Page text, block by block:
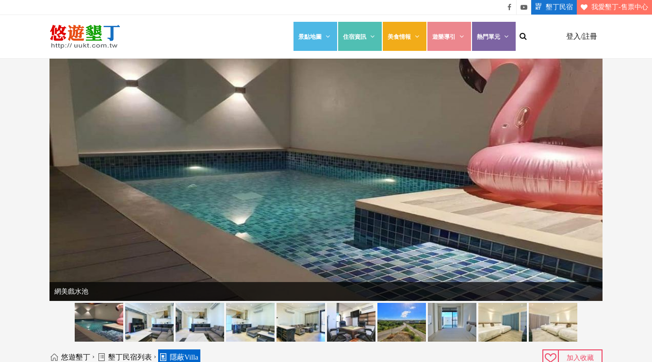
悠遊
墾丁
粉絲
團
墾丁
介紹
墾丁民宿 我愛墾丁-售票中心
登入/註冊
景點地圖 住宿資訊 美食情報 遊樂導引 熱門單元
網美戲水池
悠遊墾丁 › 墾丁民宿列表 › 隱蔽Villa 加入收藏